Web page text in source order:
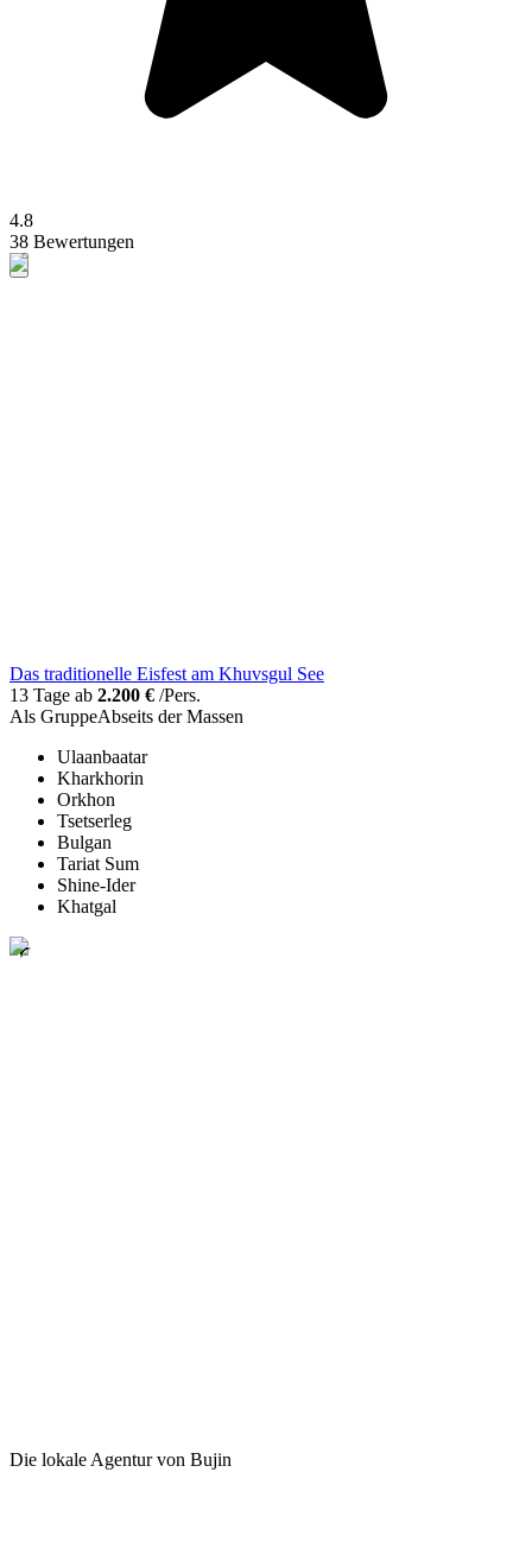
4.8
38 Bewertungen
Das traditionelle Eisfest am Khuvsgul See
13 Tage ab 2.200 € /Pers.
Als GruppeAbseits der Massen
Ulaanbaatar
Kharkhorin
Orkhon
Tsetserleg
Bulgan
Tariat Sum
Shine-Ider
Khatgal
Die lokale Agentur von Bujin